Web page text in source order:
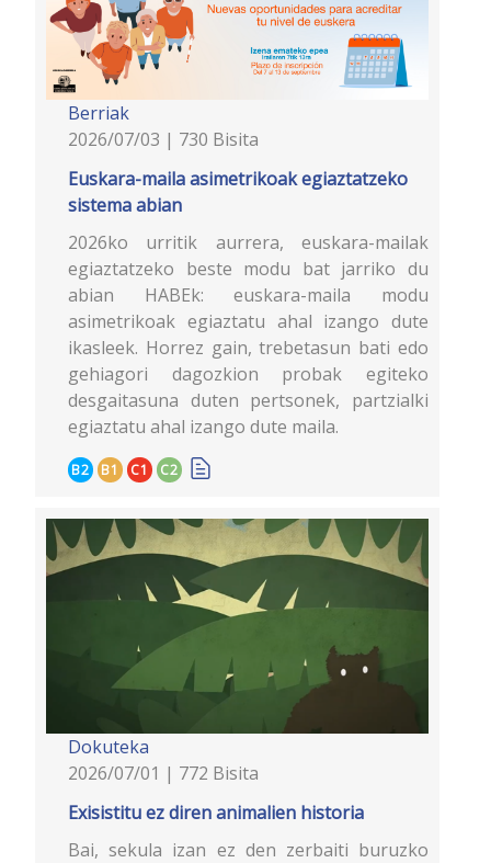
Berriak
2026/07/03 | 730 Bisita
Euskara-maila asimetrikoak egiaztatzeko
sistema abian
2026ko urritik aurrera, euskara-mailak
egiaztatzeko beste modu bat jarriko du
abian HABEk: euskara-maila modu
asimetrikoak egiaztatu ahal izango dute
ikasleek. Horrez gain, trebetasun bati edo
gehiagori dagozkion probak egiteko
desgaitasuna duten pertsonek, partzialki
egiaztatu ahal izango dute maila.
B2 B1 C1 C2
Dokuteka
2026/07/01 | 772 Bisita
Exisistitu ez diren animalien historia
Bai, sekula izan ez den zerbaiti buruzko